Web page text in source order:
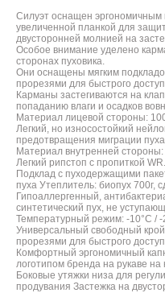
Силуэт оснащен
увеличенной планкой для
двусторонней молнией на
Особое внимание уделено
сторонах пуховика.
Они оснащены мягким
прорезями для быстрого
Карманы застегиваются на
попаданию влаги и осадков
Материал лицевой стороны:
Легкий, но износостойкий
предотвращения миграции пуха
Материал внутренней
Легкий рипстоп с пропиткой
Подклад с пуходержащими
пуха Утеплитель: биопух 700г,
Гипоаллергенный,
синтетический пух, не
Температурный режим: -10°С / -
Универсальный свободный
прорезями для быстрого
Комфортный эргономичный
логотипом бренда на рукаве на
Боковые утяжки низа для
продувания Застежка на